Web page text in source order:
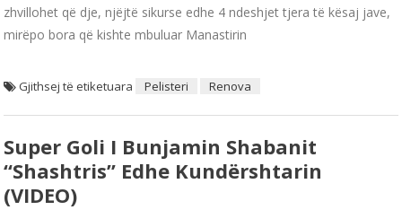
zhvillohet që dje, njëjtë sikurse edhe 4 ndeshjet tjera të kësaj jave,
mirëpo bora që kishte mbuluar Manastirin
Gjithsej të etiketuara Pelisteri Renova
Super Goli I Bunjamin Shabanit
“shashtris” Edhe Kundërshtarin
(VIDEO)